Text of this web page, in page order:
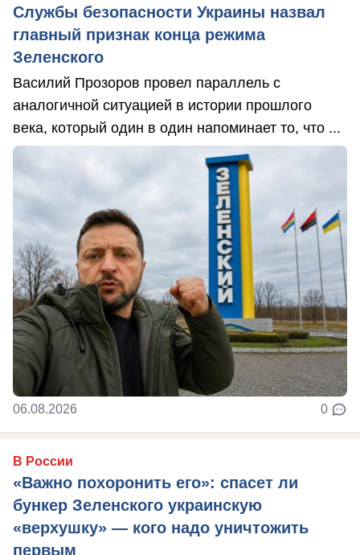
Службы безопасности Украины назвал
главный признак конца режима
Зеленского
Василий Прозоров провел параллель с
аналогичной ситуацией в истории прошлого
века, который один в один напоминает то, что ...
06.08.2026 0
В России
«Важно похоронить его»: спасет ли
бункер Зеленского украинскую
«верхушку» — кого надо уничтожить
первым